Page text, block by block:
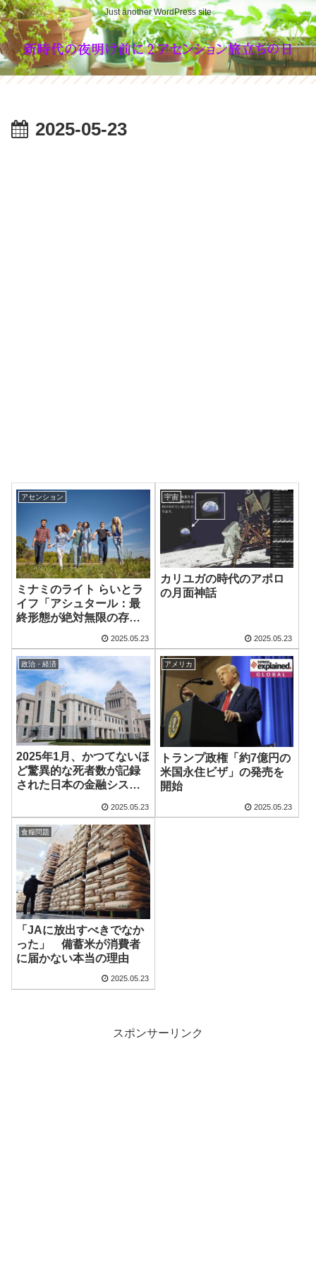
Just another WordPress site
2025-05-23
アセンション
ミナミのライト らいとラ
イフ「アシュタール：最
終形態が絶対無限の存在
2025.05.23
宇宙
カリユガの時代のアポロ
の月面神話
2025.05.23
政治・経済
2025年1月、かつてないほ
ど驚異的な死者数が記録
された日本の金融システ
いますか？2025年1月、か
つてないほど驚異的な死
者数が記録された
2025.05.23
アメリカ
トランプ政権「約7億円の
米国永住ビザ」の発売を
開始
2025.05.23
食糧問題
「JAに放出すべきでなか
った」 備蓄米が消費者
に届かない本当の理由
2025.05.23
スポンサーリンク